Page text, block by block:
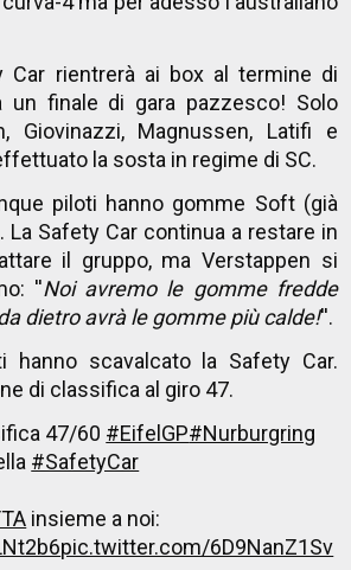
Car rientrerà ai box al termine di
un finale di gara pazzesco! Solo
Giovinazzi, Magnussen, Latifi e
la sosta in regime di SC.
piloti hanno gomme Soft (già
La Safety Car continua a restare in
il gruppo, ma Verstappen si
''Noi avremo le gomme fredde
dietro avrà le gomme più calde!''.
hanno scavalcato la Safety Car.
di classifica al giro 47.
47/60 #EifelGP#Nurburgring
#SafetyCar
insieme a noi:
pic.twitter.com/6D9NanZ1Sv